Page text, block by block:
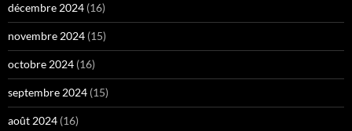
décembre 2024 (16)
novembre 2024 (15)
octobre 2024 (16)
septembre 2024 (15)
août 2024 (16)